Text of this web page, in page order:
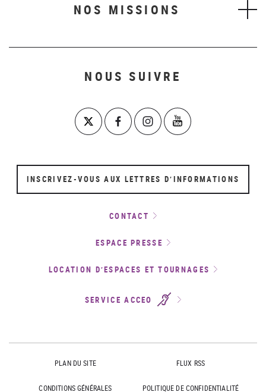
NOS MISSIONS
NOUS SUIVRE
INSCRIVEZ-VOUS AUX LETTRES D’INFORMATIONS
CONTACT
ESPACE PRESSE
LOCATION D’ESPACES ET TOURNAGES
SERVICE ACCEO
PLAN DU SITE FLUX RSS
CONDITIONS GÉNÉRALES POLITIQUE DE CONFIDENTIALITÉ